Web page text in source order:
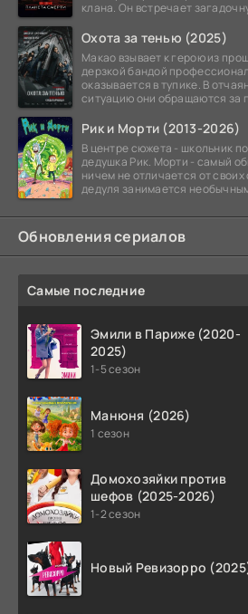
клана. Он встречает
Охота за тенью (2025)
Макао взывает к герою из
дерзкой бандой
оказывается в тупике. В
ситуацию они обращаются за
Рик и Морти (2013-2026)
В центре сюжета - школьник
дедушка Рик. Морти - самый
ничем не отличается от своих
дедуля занимается
Обновления сериалов
Самые последние
Эмили в Париже (2020-
2025)
1-5 сезон
Манюня (2026)
1 сезон
Домохозяйки против
шефов (2025-2026)
1-2 сезон
Новый Ревизорро